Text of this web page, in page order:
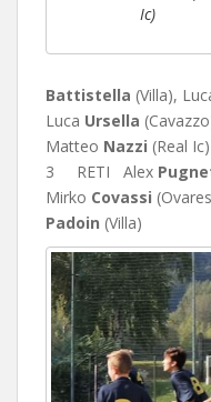
Ic)
Battistella (Villa),
Luca Ursella
Matteo Nazzi (Real Ic)
3 RETI Alex
Mirko Covassi
Padoin (Villa)